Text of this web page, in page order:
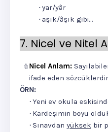
·yar/yâr
· aşık/âşık gibi…
7. Nicel ve Nitel
ü Nicel Anlam:
ifade eden
ÖRN:
·Yeni ev okula
· Kardeşimin boyu
·Sınavdan yüksek bir